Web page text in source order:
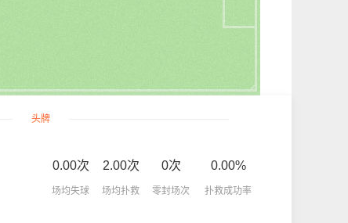
头牌
0.00次
场均失球
2.00次
场均扑救
0次
零封场次
0.00%
扑救成功率